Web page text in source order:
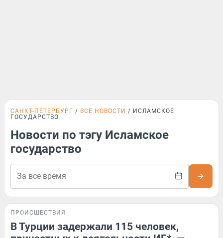
САНКТ-ПЕТЕРБУРГ ВСЕ НОВОСТИ
ИСЛАМСКОЕ
ГОСУДАРСТВО
Новости по тэгу Исламское
государство
ПРОИСШЕСТВИЯ
В Турции задержали 115 человек,